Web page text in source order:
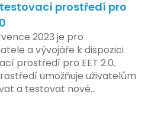
funkce, která by
určité zákonné
ochranu osobních údajů.
se zaměřuje na
sledování uživatelských
vyvolalo obavy ohledně
a ochrany dat uživatelů.
prostředí pro
2023 je pro
a vývojáře k dispozici
prostředí pro EET 2.0.
umožňuje uživatelům
a testovat nové